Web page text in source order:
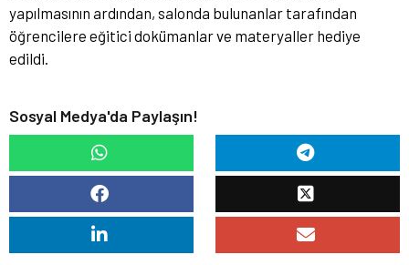
yapılmasının ardından, salonda bulunanlar tarafından
öğrencilere eğitici dokümanlar ve materyaller hediye
edildi.
Sosyal Medya'da Paylaşın!